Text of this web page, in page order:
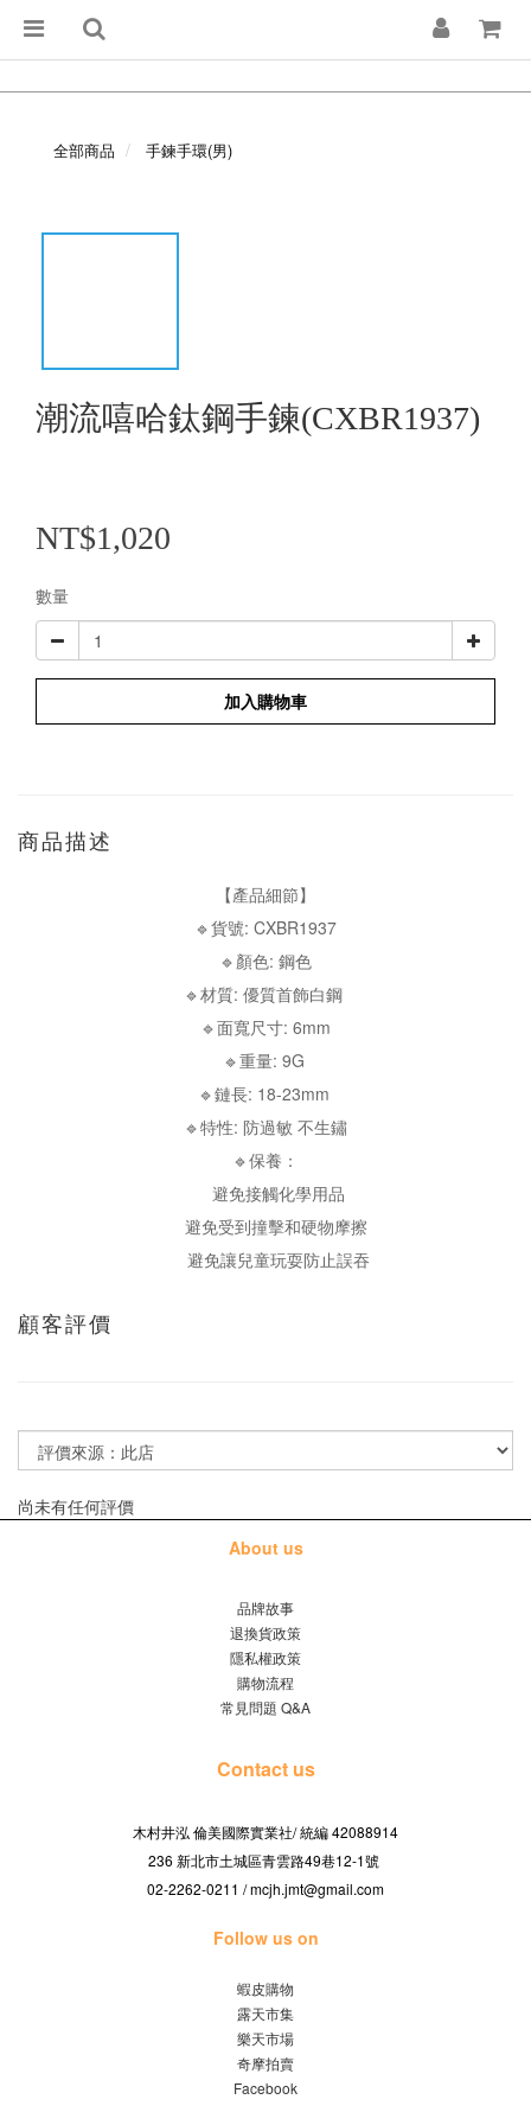
全部商品 手鍊手環(男)
潮流嘻哈鈦鋼手鍊(CXBR1937)
NT$1,020
數量
加入購物車
商品描述
【產品細節】
🔹貨號: CXBR1937
🔹顏色: 鋼色
🔹材質: 優質首飾白鋼
🔹面寬尺寸: 6mm
🔹重量: 9G
🔹鏈長: 18-23mm
🔹特性: 防過敏 不生鏽
🔹保養：
避免接觸化學用品
避免受到撞擊和硬物摩擦
避免讓兒童玩耍防止誤吞
顧客評價
尚未有任何評價
About us
品牌故事
退換貨政策
隱私權政策
購物流程
常見問題 Q&A
Contact us
木村井泓 倫美國際實業社/統編 42088914
236 新北市土城區青雲路49巷12-1號
02-2262-0211 / mcjh.jmt@gmail.com
Follow us on
蝦皮購物
露天市集
樂天市場
奇摩拍賣
Facebook